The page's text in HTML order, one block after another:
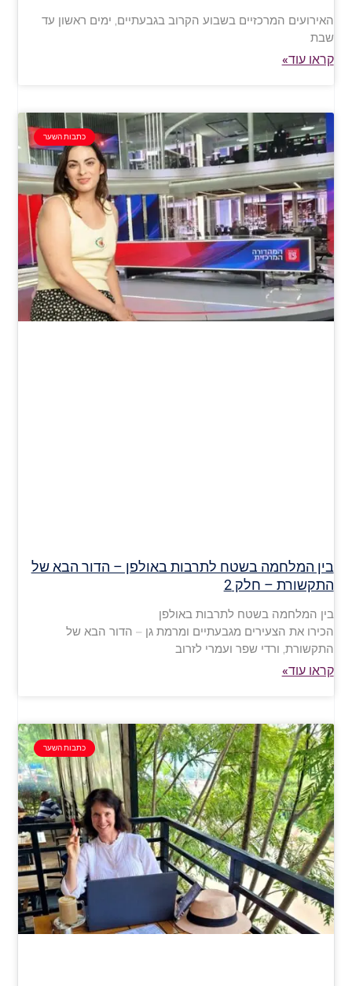
האירועים המרכזיים בשבוע הקרוב בגבעתיים, ימים ראשון עד
שבת
קראו עוד»
כתבות השער
בין המלחמה בשטח לתרבות באולפן – הדור הבא של
התקשורת – חלק 2
בין המלחמה בשטח לתרבות באולפן
הכירו את הצעירים מגבעתיים ומרמת גן – הדור הבא של
התקשורת, ורדי שפר ועמרי לזרוב
קראו עוד»
כתבות השער